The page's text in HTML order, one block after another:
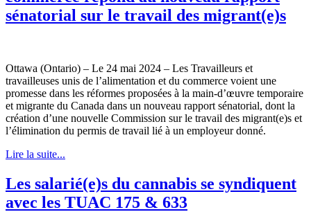
sénatorial sur le travail des migrant(e)s
Ottawa (Ontario) – Le 24 mai 2024 – Les Travailleurs et
travailleuses unis de l’alimentation et du commerce voient une
promesse dans les réformes proposées à la main-d’œuvre temporaire
et migrante du Canada dans un nouveau rapport sénatorial, dont la
création d’une nouvelle Commission sur le travail des migrant(e)s et
l’élimination du permis de travail lié à un employeur donné.
Lire la suite...
Les salarié(e)s du cannabis se syndiquent
avec les TUAC 175 & 633